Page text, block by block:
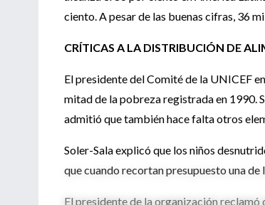
ciento. A pesar de las buenas cifras, 36
CRÍTICAS A LA DISTRIBUCIÓN DE
El presidente del Comité de la UNICEF
mitad de la pobreza registrada en 1990.
admitió que también hace falta otros
Soler-Sala explicó que los niños
que cuando recortan presupuesto una
El presidente de la organización